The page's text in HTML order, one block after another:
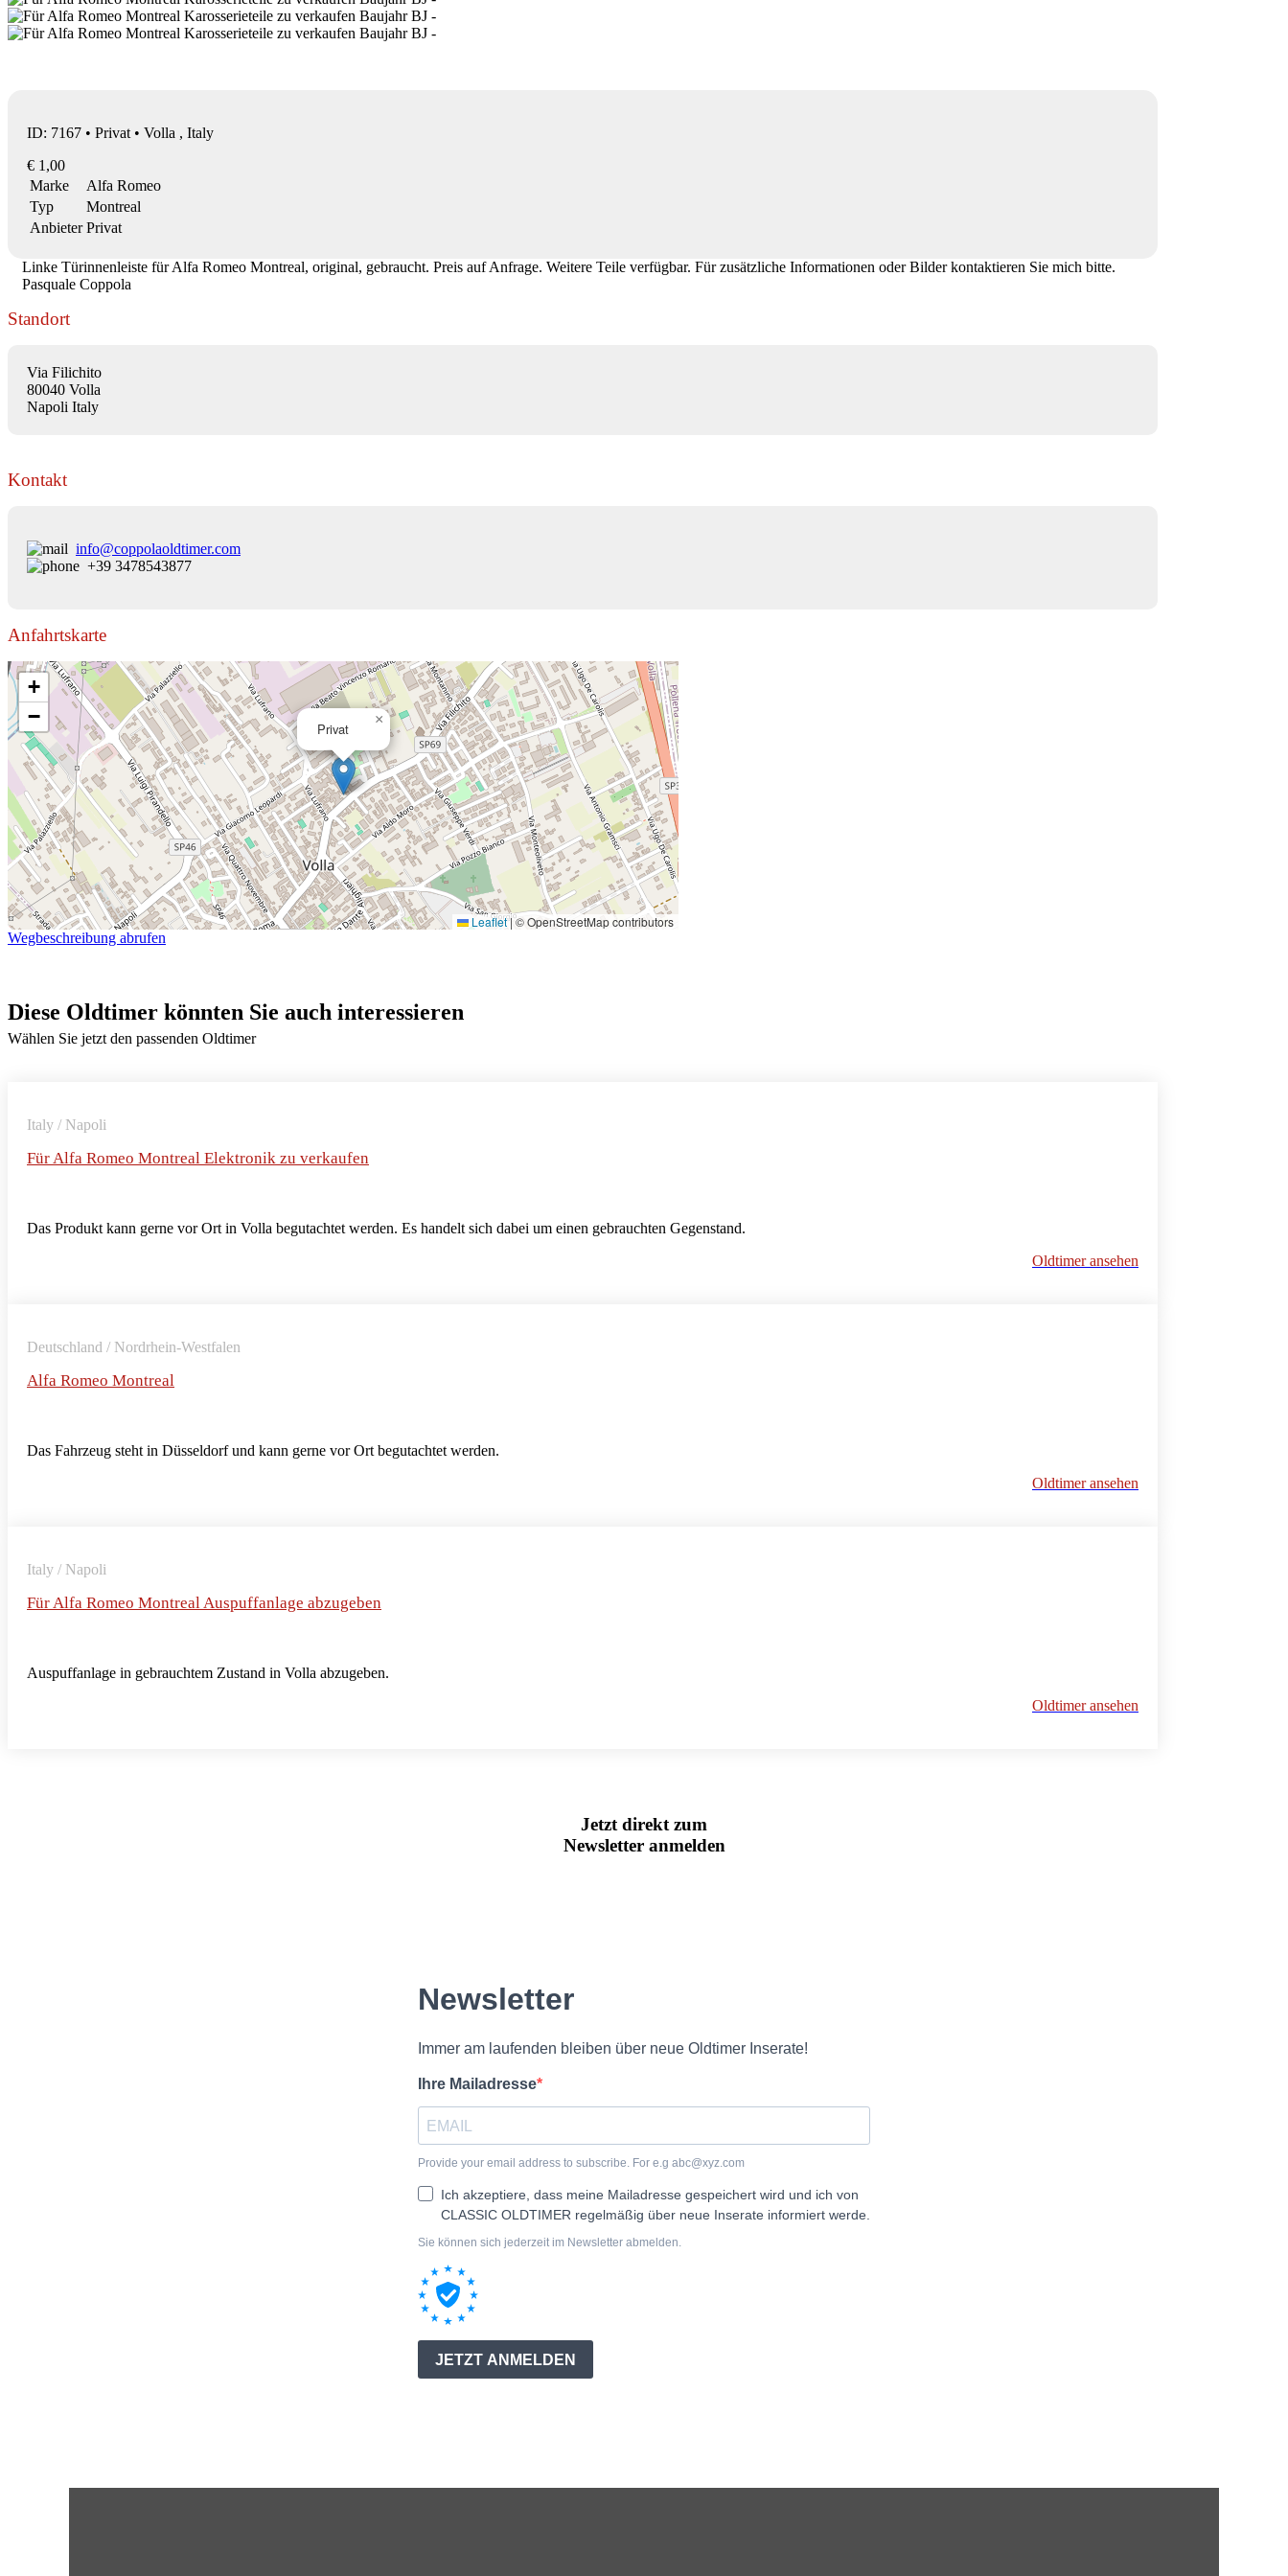
ID: 7167 • Privat • Volla , Italy
€ 1,00
Marke
Alfa Romeo
Typ
Montreal
Anbieter Privat
Linke Türinnenleiste für Alfa Romeo Montreal, original, gebraucht. Preis auf Anfrage. Weitere Teile verfügbar. Für zusätzliche Informationen oder Bilder kontaktieren Sie mich bitte.
Pasquale Coppola
Standort
Via Filichito
80040 Volla
Napoli Italy
Kontakt
info@coppolaoldtimer.com
+39 3478543877
Anfahrtskarte
Privat
×
+
−
Leaflet |© OpenStreetMap contributors
Wegbeschreibung abrufen
Diese Oldtimer könnten Sie auch interessieren
Wählen Sie jetzt den passenden Oldtimer
Italy / Napoli
Für Alfa Romeo Montreal Elektronik zu verkaufen
Das Produkt kann gerne vor Ort in Volla begutachtet werden. Es handelt sich dabei um einen gebrauchten Gegenstand.
Oldtimer ansehen
Deutschland / Nordrhein-Westfalen
Alfa Romeo Montreal
Das Fahrzeug steht in Düsseldorf und kann gerne vor Ort begutachtet werden.
Oldtimer ansehen
Italy / Napoli
Für Alfa Romeo Montreal Auspuffanlage abzugeben
Auspuffanlage in gebrauchtem Zustand in Volla abzugeben.
Oldtimer ansehen
Jetzt direkt zum
Newsletter anmelden